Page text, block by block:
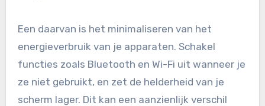
Een daarvan is het minimaliseren van het
energieverbruik van je apparaten. Schakel
functies zoals Bluetooth en Wi-Fi uit wanneer je
ze niet gebruikt, en zet de helderheid van je
scherm lager. Dit kan een aanzienlijk verschil